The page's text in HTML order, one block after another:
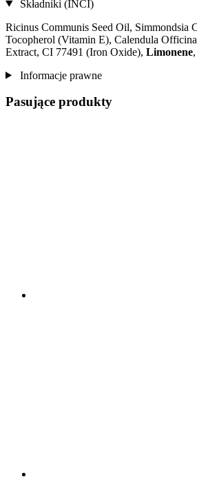
Składniki (INCI)
Ricinus Communis Seed Oil, Simmondsia
Tocopherol (Vitamin E), Calendula
Extract, CI 77491 (Iron Oxide), Limonene,
Informacje prawne
Pasujące produkty